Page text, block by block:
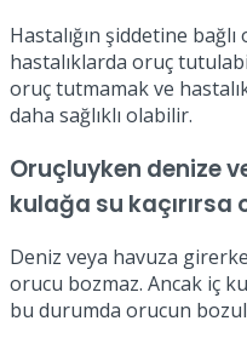
Hastalığın şiddetine
hastalıklarda oruç
oruç tutmamak ve
daha sağlıklı olabilir.
Oruçluyken denize
kulağa su kaçırırsa
Deniz veya havuza
orucu bozmaz. Ancak iç
bu durumda orucun